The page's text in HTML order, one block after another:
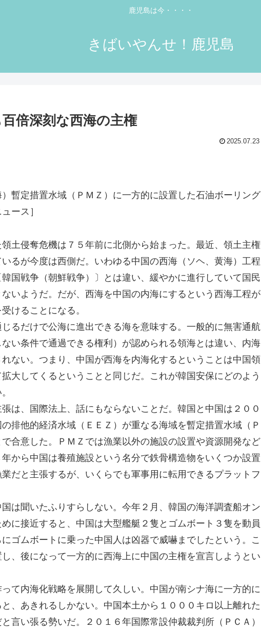
鹿児島は今・・・・
きばいやんせ！鹿児島
百倍深刻な西海の主権
2025.07.23
暫定措置水域（ＰＭＺ）に一方的に設置した石油ボーリング
ース］
土侵奪危機は７５年前に北側から始まった。最近、領土主権
るが今度は西側だ。いわゆる中国の西海（ソヘ、黄海）工程
国戦争（朝鮮戦争）〕とは違い、緩やかに進行していて国民
いようだ。だが、西海を中国の内海にするという西海工程が
けることになる。
るだけで公海に進出できる海を意味する。一般的に無害通航
い条件で通過できる権利）が認められる領海とは違い、内海
ない。つまり、中国が西海を内海化するということは中国領
大してくるということと同じだ。これが韓国安保にどのよう
は、国際法上、話にもならないことだ。韓国と中国は２００
排他的経済水域（ＥＥＺ）が重なる海域を暫定措置水域（Ｐ
合意した。ＰＭＺでは漁業以外の施設の設置や資源開発など
から中国は養殖施設という名分で鉄骨構造物をいくつか設置
だと主張するが、いくらでも軍事用に転用できるプラットフ
は聞いたふりすらしない。今年２月、韓国の海洋調査船オン
に接近すると、中国は大型艦艇２隻とゴムボート３隻を動員
ゴムボートに乗った中国人は凶器で威嚇までしたという。こ
、後になって一方的に西海上に中国の主権を宣言しようとい
て内海化戦略を展開して久しい。中国が南シナ海に一方的に
、あきれるしかない。中国本土から１０００キロ以上離れた
言い張る勢いだ。２０１６年国際常設仲裁裁判所（ＰＣＡ）